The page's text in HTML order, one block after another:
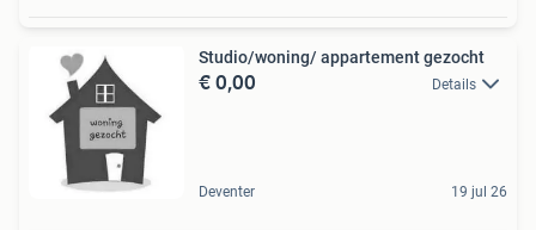
Studio/woning/ appartement gezocht
€ 0,00 Details
Deventer 19 jul 26